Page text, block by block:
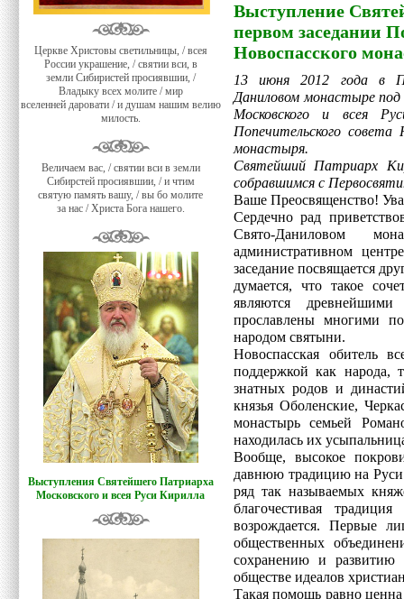
Церкве Христовы светильницы, / всея
России украшение, / святии вси, в
земли Сибиристей просиявшии, /
Владыку всех молите / мир
вселенней даровати / и душам нашим велию
милость.
Величаем вас, / святии вси в земли
Сибирстей просиявшии, / и чтим
святую память вашу, / вы бо молите
за нас / Христа Бога нашего.
Выступления Святейшего Патриарха
Московского и всея Руси Кирилла
Выступление
первом заседании
Новоспасского
13 июня 2012 года в
Даниловом монастыре
Московского и всея
Попечительского совета
монастыря.
Святейший Патриарх
собравшимся с
Ваше Преосвященство!
Сердечно рад
Свято-Даниловом
административном
заседание посвящается
думается, что такое
являются
прославлены многими
народом святыни.
Новоспасская обитель
поддержкой как народа,
знатных родов и
князья Оболенские,
монастырь семьей
находилась их
Вообще, высокое
давнюю традицию на
ряд так называемых
благочестивая
возрождается. Первые
общественных
сохранению и развитию
обществе идеалов
Такая помощь равно